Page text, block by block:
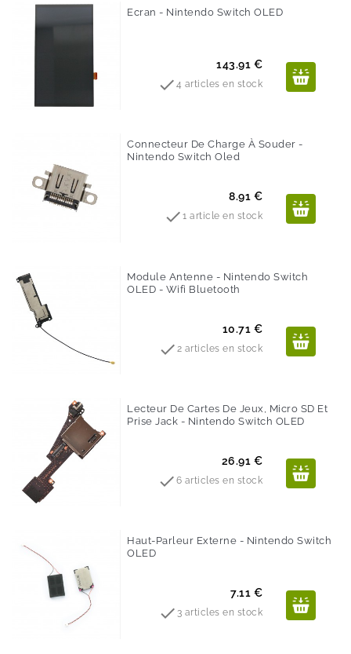
Ecran - Nintendo Switch OLED
Prix
143.91 €
 4 articles en stock
Connecteur De Charge À Souder -
Nintendo Switch Oled
Prix
8.91 €
1 article en stock
Module Antenne - Nintendo Switch
OLED - Wifi Bluetooth
Prix
10.71 €
 2 articles en stock
Lecteur De Cartes De Jeux, Micro SD Et
Prise Jack - Nintendo Switch OLED
Prix
26.91 €
 6 articles en stock
Haut-Parleur Externe - Nintendo Switch
OLED
Prix
7.11 €
 3 articles en stock